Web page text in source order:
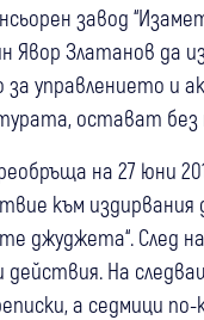
завод
Явор Златанов да
за управлението и
остават без
на 27 юни
към
джуджета“. След
На
а седмици